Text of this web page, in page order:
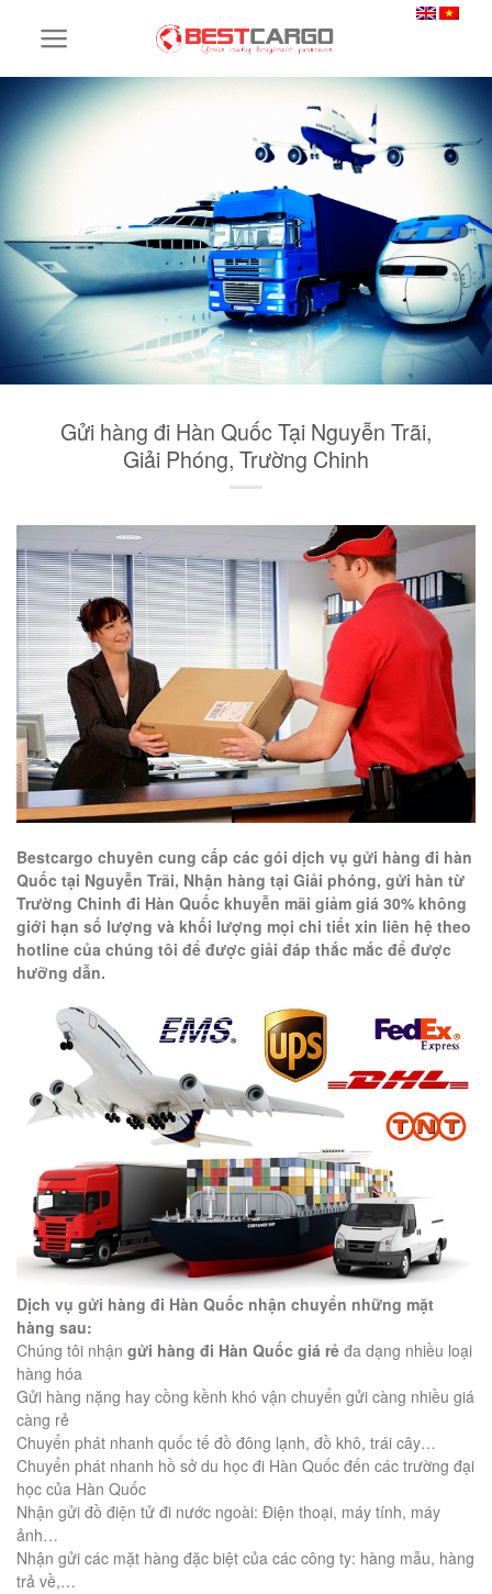
Gửi hàng đi Hàn Quốc Tại Nguyễn Trãi,
Giải Phóng, Trường Chinh
Bestcargo chuyên cung cấp các gói dịch vụ gửi hàng đi hàn
Quốc tại Nguyễn Trãi, Nhận hàng tại Giải phóng, gửi hàn từ
Trường Chinh đi Hàn Quốc khuyễn mãi giảm giá 30% không
giới hạn số lượng và khối lượng mọi chi tiết xin liên hệ theo
hotline của chúng tôi để được giải đáp thắc mắc để được
hưỡng dẫn.
Dịch vụ gửi hàng đi Hàn Quốc nhận chuyển những mặt
hàng sau:
Chúng tôi nhận gửi hàng đi Hàn Quốc giá rẻ đa dạng nhiều loại
hàng hóa
Gửi hàng nặng hay cồng kềnh khó vận chuyển gửi càng nhiều giá
càng rẻ
Chuyển phát nhanh quốc tế đồ đông lạnh, đồ khô, trái cây…
Chuyển phát nhanh hồ sở du học đi Hàn Quốc đến các trường đại
học của Hàn Quốc
Nhận gửi đồ điện tử đi nước ngoài: Điện thoại, máy tính, máy
ảnh…
Nhận gửi các mặt hàng đặc biệt của các công ty: hàng mẫu, hàng
trả về,…